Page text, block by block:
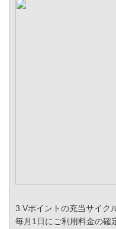
3.Vポイントの充当サイク
毎月1日にご利用料金の確